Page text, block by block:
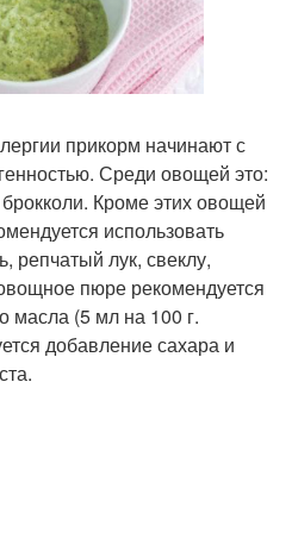
прикорм начинают с
Среди овощей это:
Кроме этих овощей
использовать
репчатый лук, свеклу,
пюре рекомендуется
масла (5 мл на 100 г.
добавление сахара и